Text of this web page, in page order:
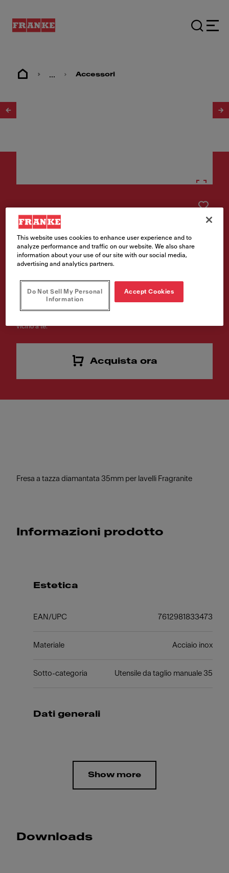
... Accessori
FRESA A TAZZA
DIAMANTATA 35MM
Codice prodotto
14,00 €
vicino a te.
Acquista ora
Fresa a tazza diamantata 35mm per lavelli Fragranite
Informazioni prodotto
Estetica
EAN/UPC 7612981833473
Materiale Acciaio inox
Sotto-categoria Utensile da taglio manuale 35
Dati generali
Show more
Downloads
This website uses cookies to enhance user experience and to
analyze performance and traffic on our website. We also share
information about your use of our site with our social media,
advertising and analytics partners.
Do Not Sell My Personal
Information
Accept Cookies